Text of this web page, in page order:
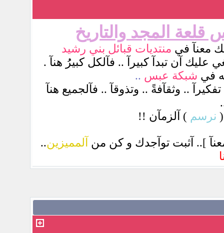
المجد والتاريخ
معنآ في منتديات قبائل بني رشيد
عليك آن تبدآ كبيرآ .. فآلكل كبيرُُ هنآ .
في شبكة عبس ..
.. وثقآفةً .. وتذوقآ .. فآلجميع هنآ
نرسم ) آلزمآن !!
].. آثبت توآجدك و كن من آلمميزين..